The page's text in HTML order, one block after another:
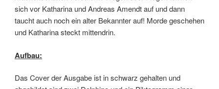
sich vor Katharina und Andreas Amendt auf und dann
taucht auch noch ein alter Bekannter auf! Morde geschehen
und Katharina steckt mittendrin.
Aufbau:
Das Cover der Ausgabe ist in schwarz gehalten und